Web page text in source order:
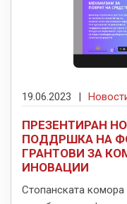
19.06.2023 |
ПРЕЗЕНТИРАН
ПОДДРШКА НА
ГРАНТОВИ ЗА
ИНОВАЦИИ
Стопанската